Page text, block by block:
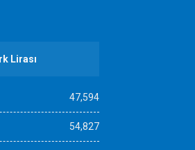
Lirası
47,594
54,827